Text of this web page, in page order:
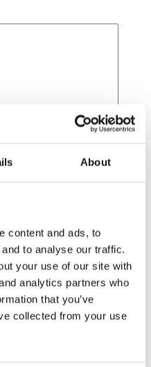
About
content and ads, to
to analyse our traffic.
your use of our site with
analytics partners who
that you’ve
collected from your use
och webbplats i denna
3:12 reglerna